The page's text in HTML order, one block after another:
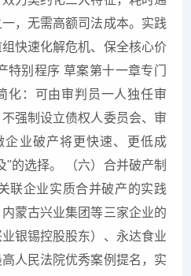
，无需高额司法成本。实践
快速化解危机、保全核心价
别程序 草案第十一章专门
化：可由审判员一人独任审
强制设立债权人委员会、审
企业破产将更快速、更低成
"的选择。 （六）合并破产制
联企业实质合并破产的实践
内蒙古兴业集团等三家企业的
银锡控股股东）、永达食业
人民法院优秀案例提名，实